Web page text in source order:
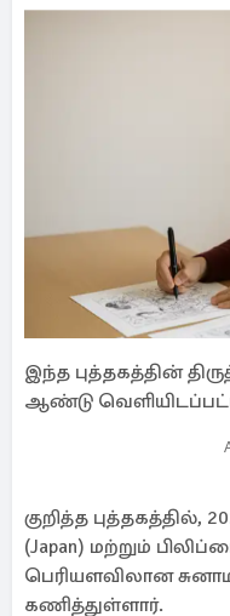
இந்த புத்தகத்தின்
ஆண்டு
குறித்த
(Japan) மற்றும்
பெரியளவிலான
கணித்துள்ளார்.